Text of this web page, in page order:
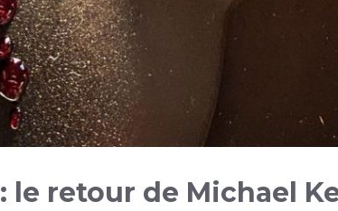
: le retour de Michael